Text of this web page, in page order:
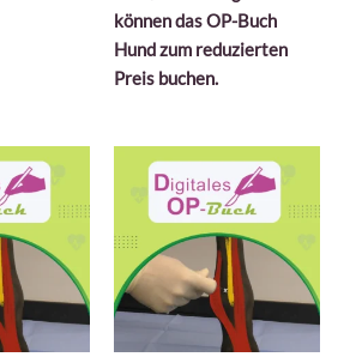
können das OP-Buch
Hund zum reduzierten
Preis buchen.